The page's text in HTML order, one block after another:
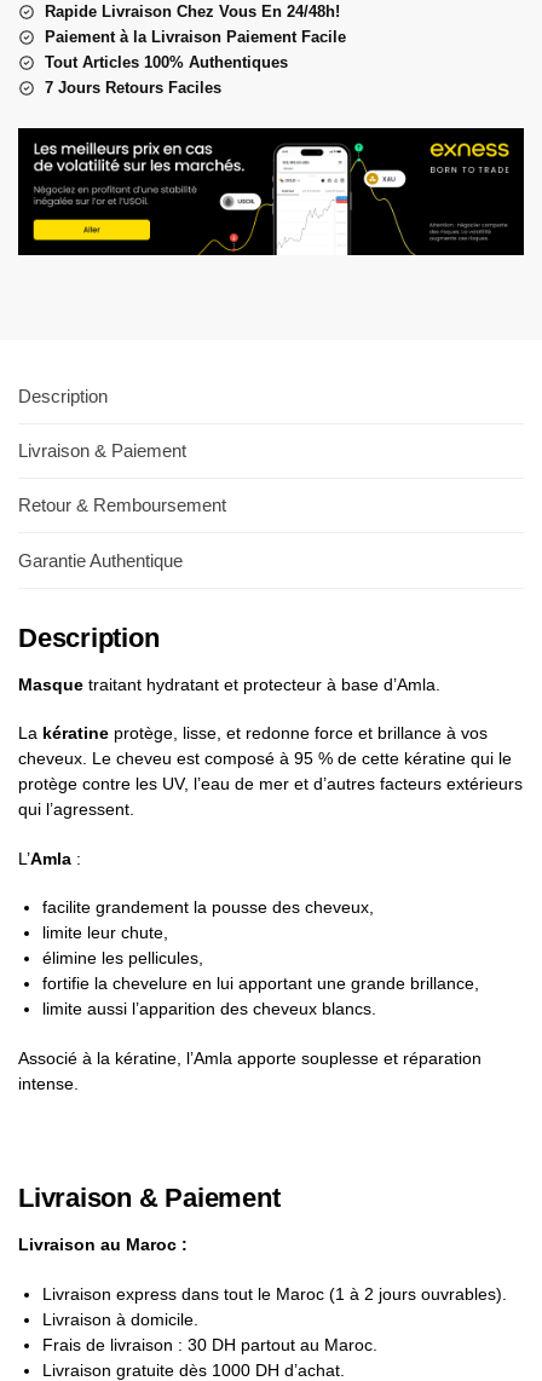
Rapide Livraison Chez Vous En 24/48h!
Paiement à la Livraison Paiement Facile
Tout Articles 100% Authentiques
7 Jours Retours Faciles
Description
Livraison & Paiement
Retour & Remboursement
Garantie Authentique
Description
Masque traitant hydratant et protecteur à base d’Amla.
La kératine protège, lisse, et redonne force et brillance à vos
cheveux. Le cheveu est composé à 95 % de cette kératine qui le
protège contre les UV, l’eau de mer et d’autres facteurs extérieurs
qui l’agressent.
L’Amla :
facilite grandement la pousse des cheveux,
limite leur chute,
élimine les pellicules,
fortifie la chevelure en lui apportant une grande brillance,
limite aussi l’apparition des cheveux blancs.
Associé à la kératine, l’Amla apporte souplesse et réparation
intense.
Livraison & Paiement
Livraison au Maroc :
Livraison express dans tout le Maroc (1 à 2 jours ouvrables).
Livraison à domicile.
Frais de livraison : 30 DH partout au Maroc.
Livraison gratuite dès 1000 DH d’achat.